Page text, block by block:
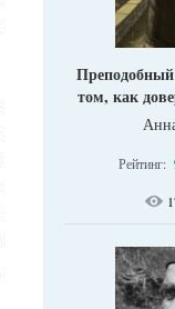
том, как
Рейтинг: